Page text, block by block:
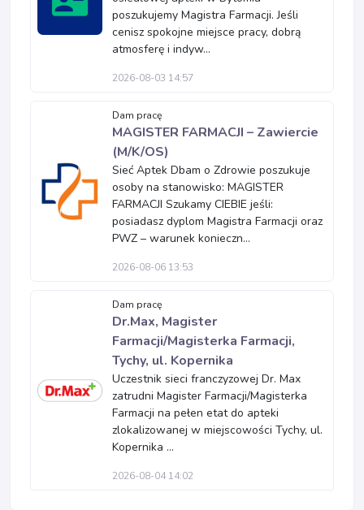
poszukujemy Magistra Farmacji. Jeśli
cenisz spokojne miejsce pracy, dobrą
atmosferę i indyw...
2026-08-03 14:57
Dam pracę
MAGISTER FARMACJI – Zawiercie
(M/K/OS)
Sieć Aptek Dbam o Zdrowie poszukuje
osoby na stanowisko: MAGISTER
FARMACJI Szukamy CIEBIE jeśli:
posiadasz dyplom Magistra Farmacji oraz
PWZ – warunek konieczn...
2026-08-06 13:53
Dam pracę
Dr.Max, Magister
Farmacji/Magisterka Farmacji,
Tychy, ul. Kopernika
Uczestnik sieci franczyzowej Dr. Max
zatrudni Magister Farmacji/Magisterka
Farmacji na pełen etat do apteki
zlokalizowanej w miejscowości Tychy, ul.
Kopernika ...
2026-08-04 14:02